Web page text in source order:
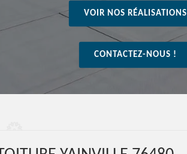
VOIR NOS RÉALISATIONS
CONTACTEZ-NOUS !